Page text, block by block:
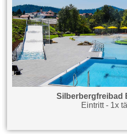
Silberbergfreibad
Eintritt - 1x